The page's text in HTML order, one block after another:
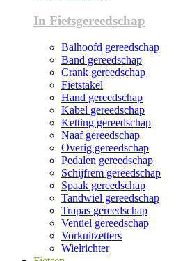
In Fietsgereedschap
Balhoofd gereedschap
Band gereedschap
Crank gereedschap
Fietstakel
Hand gereedschap
Kabel gereedschap
Ketting gereedschap
Naaf gereedschap
Overig gereedschap
Pedalen gereedschap
Schijfrem gereedschap
Spaak gereedschap
Tandwiel gereedschap
Trapas gereedschap
Ventiel gereedschap
Vorkuitzetters
Wielrichter